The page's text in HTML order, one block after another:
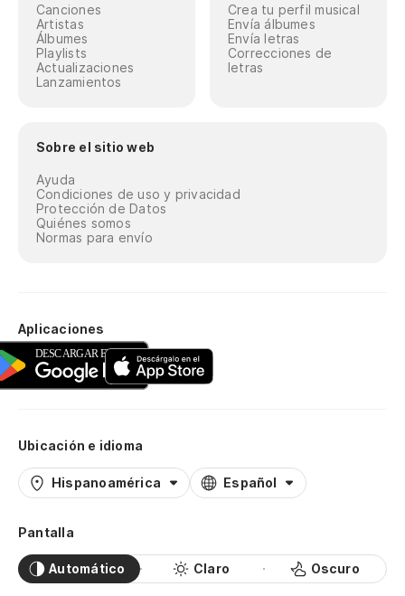
Canciones
Artistas
Álbumes
Playlists
Actualizaciones
Lanzamientos
Crea tu perfil musical
Envía álbumes
Envía letras
Correcciones de
letras
Sobre el sitio web
Ayuda
Condiciones de uso y privacidad
Protección de Datos
Quiénes somos
Normas para envío
Aplicaciones
Ubicación e idioma
Hispanoamérica Español
Pantalla
Automático Claro Oscuro